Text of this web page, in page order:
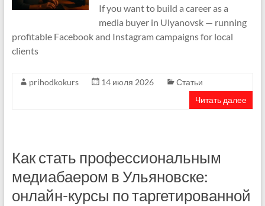
If you want to build a career as a
media buyer in Ulyanovsk — running
profitable Facebook and Instagram campaigns for local
clients
prihodkokurs 14 июля 2026
Статьи
Читать далее
Как стать профессиональным
медиабаером в Ульяновске:
онлайн-курсы по таргетированной